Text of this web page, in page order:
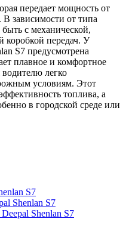
передает мощность от
В зависимости от типа
с механической,
коробкой передач. У
S7 предусмотрена
плавное и комфортное
водителю легко
условиям. Этот
топлива, а
в городской среде или
S7
Shenlan S7
Shenlan S7